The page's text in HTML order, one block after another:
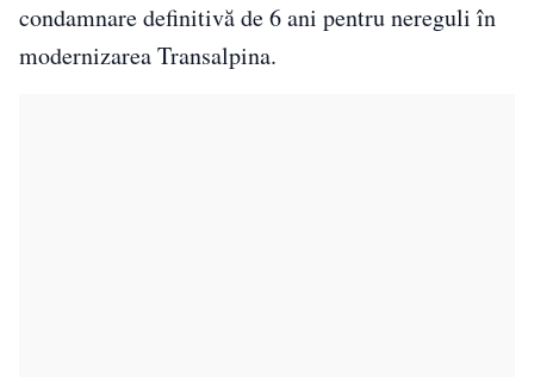
condamnare definitivă de 6 ani pentru nereguli în
modernizarea Transalpina.